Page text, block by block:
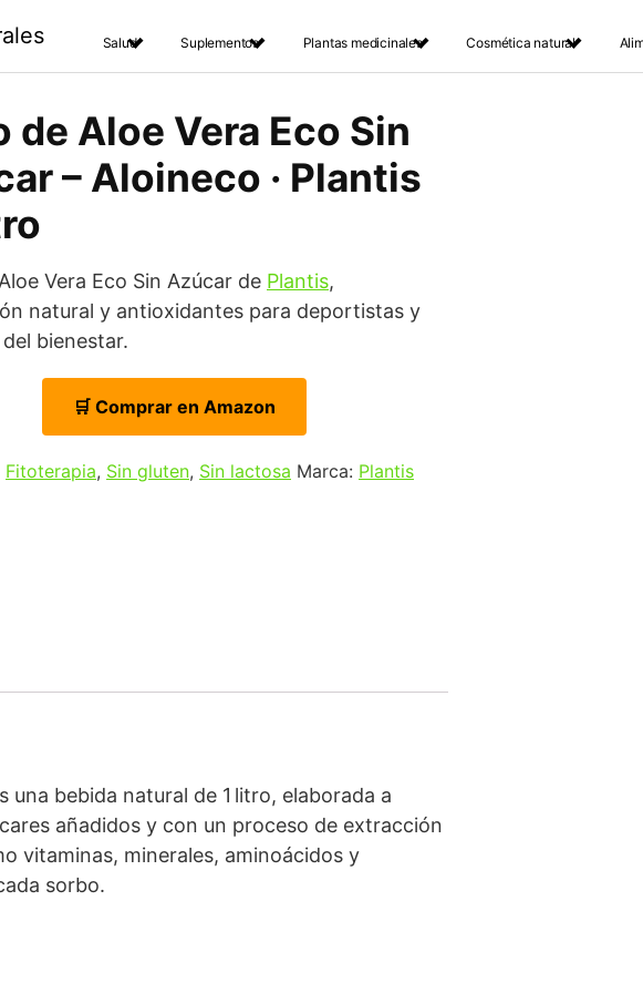
Salud Suplementos Plantas medicinales Cosmética natural
de Aloe Vera Eco Sin
– Aloineco · Plantis
Vera Eco Sin Azúcar de Plantis,
natural y antioxidantes para deportistas y
bienestar.
🛒 Comprar en Amazon
Fitoterapia, Sin gluten, Sin lactosa Marca: Plantis
una bebida natural de 1 litro, elaborada a
añadidos y con un proceso de extracción
vitaminas, minerales, aminoácidos y
sorbo.